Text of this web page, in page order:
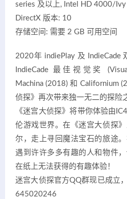
series 及以上, Intel HD 4000/Ivy
DirectX 版本: 10
存储空间: 需要 2 GB 可用空间
2020年 indiePlay 及 IndieCade
IndieCade 最佳视觉奖
Machina (2018) 和 Californium
侦探》再次带来独一无二的探险
《迷宫大侦探》将带你体验由
伦游戏世界。在《迷宫大侦探
尔，走上寻回魔法宝石的旅途
遇到许许多多有趣的人和物件
在纸上无法获得的有趣体验！
迷宫大侦探官方QQ群现已成立
645020246